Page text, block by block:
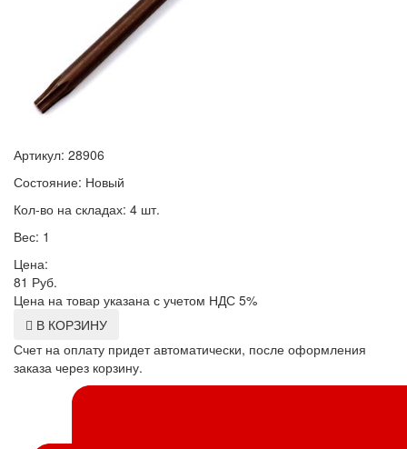
Артикул: 28906
Состояние: Новый
Кол-во на складах: 4 шт.
Вес: 1
Цена:
81 Руб.
Цена на товар указана с учетом НДС 5%
В КОРЗИНУ
Счет на оплату придет автоматически, после оформления
заказа через корзину.